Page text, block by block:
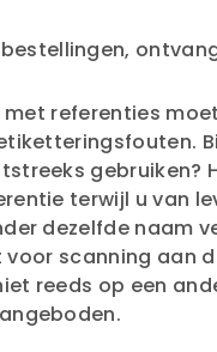
referenties
gebruiken?
terwijl u van
dezelfde naam
scanning aan
reeds op een